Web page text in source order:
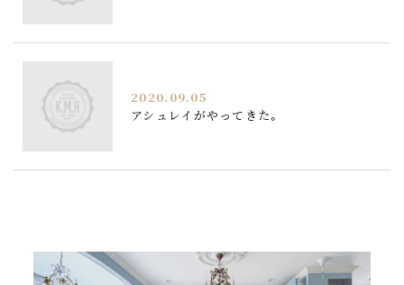
2020.09.05
アシュレイがやってきた。